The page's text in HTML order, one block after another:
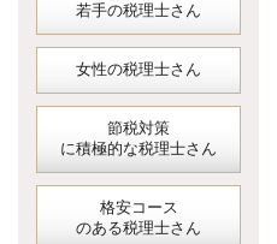
若手の税理士さん
女性の税理士さん
節税対策
に積極的な税理士さん
格安コース
のある税理士さん